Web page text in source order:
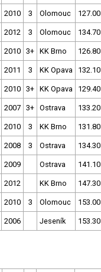
2010 3 Olomouc 127.00
2012 3 Olomouc 134.70
2010 3+ KK Brno 126.80
2011 3 KK Opava 132.10
2010 3+ KK Opava 129.40
2007 3+ Ostrava 133.20
2010 3 KK Brno 131.80
2008 3 Ostrava 134.30
2009 Ostrava 141.10
2012 KK Brno 147.30
2010 3 Olomouc 153.00
2006 Jeseník 153.30